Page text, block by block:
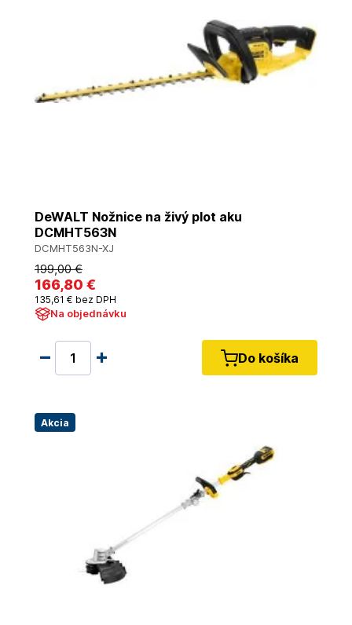
DeWALT Nožnice na živý plot aku
DCMHT563N
DCMHT563N-XJ
199,00 €
166,80 €
135,61 € bez DPH
Na objednávku
Do košíka
Akcia